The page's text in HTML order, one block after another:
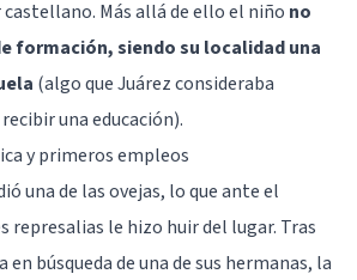
castellano. Más allá de ello el niño no
formación, siendo su localidad una
(algo que Juárez consideraba
una educación).
y primeros empleos
una de las ovejas, lo que ante el
represalias le hizo huir del lugar. Tras
en búsqueda de una de sus hermanas, la